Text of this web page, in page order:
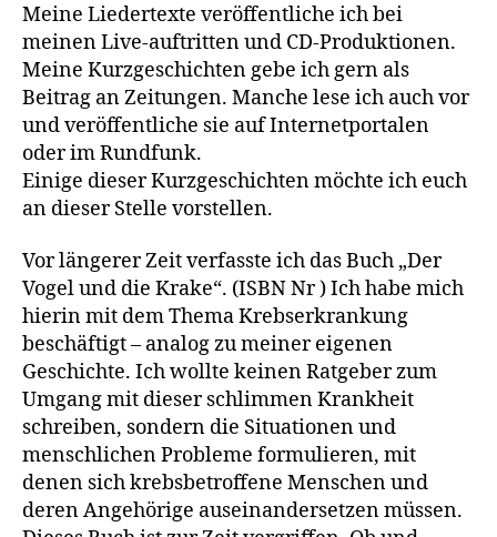
Meine Liedertexte veröffentliche ich bei
meinen Live-auftritten und CD-Produktionen.
Meine Kurzgeschichten gebe ich gern als
Beitrag an Zeitungen. Manche lese ich auch vor
und veröffentliche sie auf Internetportalen
oder im Rundfunk.
Einige dieser Kurzgeschichten möchte ich euch
an dieser Stelle vorstellen.
Vor längerer Zeit verfasste ich das Buch „Der
Vogel und die Krake“. (ISBN Nr ) Ich habe mich
hierin mit dem Thema Krebserkrankung
beschäftigt – analog zu meiner eigenen
Geschichte. Ich wollte keinen Ratgeber zum
Umgang mit dieser schlimmen Krankheit
schreiben, sondern die Situationen und
menschlichen Probleme formulieren, mit
denen sich krebsbetroffene Menschen und
deren Angehörige auseinandersetzen müssen.